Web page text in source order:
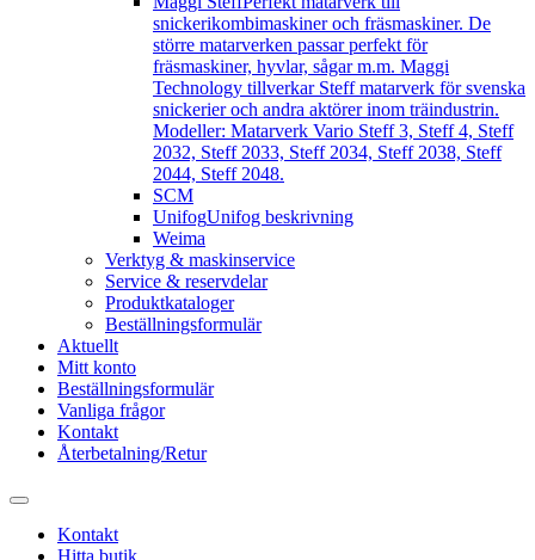
snickerikombimaskiner och fräsmaskiner. De
större matarverken passar perfekt för
fräsmaskiner, hyvlar, sågar m.m. Maggi
Technology tillverkar Steff matarverk för svenska
snickerier och andra aktörer inom träindustrin.
Modeller: Matarverk Vario Steff 3, Steff 4, Steff
2032, Steff 2033, Steff 2034, Steff 2038, Steff
2044, Steff 2048.
SCM
UnifogUnifog beskrivning
Weima
Verktyg & maskinservice
Service & reservdelar
Produktkataloger
Beställningsformulär
Aktuellt
Mitt konto
Beställningsformulär
Vanliga frågor
Kontakt
Återbetalning/Retur
Kontakt
Hitta butik